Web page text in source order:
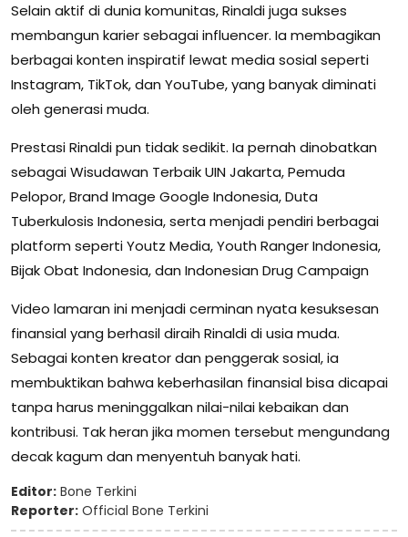
Selain aktif di dunia komunitas, Rinaldi juga sukses
membangun karier sebagai influencer. Ia membagikan
berbagai konten inspiratif lewat media sosial seperti
Instagram, TikTok, dan YouTube, yang banyak diminati
oleh generasi muda.
Prestasi Rinaldi pun tidak sedikit. Ia pernah dinobatkan
sebagai Wisudawan Terbaik UIN Jakarta, Pemuda
Pelopor, Brand Image Google Indonesia, Duta
Tuberkulosis Indonesia, serta menjadi pendiri berbagai
platform seperti Youtz Media, Youth Ranger Indonesia,
Bijak Obat Indonesia, dan Indonesian Drug Campaign
Video lamaran ini menjadi cerminan nyata kesuksesan
finansial yang berhasil diraih Rinaldi di usia muda.
Sebagai konten kreator dan penggerak sosial, ia
membuktikan bahwa keberhasilan finansial bisa dicapai
tanpa harus meninggalkan nilai-nilai kebaikan dan
kontribusi. Tak heran jika momen tersebut mengundang
decak kagum dan menyentuh banyak hati.
Editor: Bone Terkini
Reporter: Official Bone Terkini